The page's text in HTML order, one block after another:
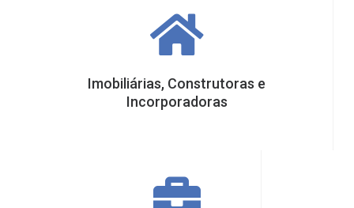
Imobiliárias, Construtoras e
Incorporadoras